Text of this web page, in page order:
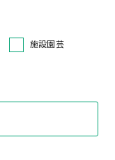
施設園芸